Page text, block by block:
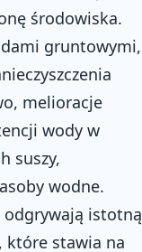
środowiska.
gruntowymi,
melioracje
wody w
suszy,
wodne.
istotną
które stawia na